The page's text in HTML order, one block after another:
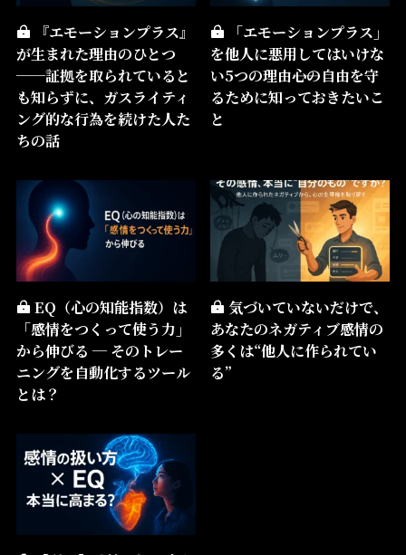
『エモーションプラス』
が生まれた理由のひとつ
──証拠を取られていると
も知らずに、ガスライティ
ング的な行為を続けた人た
ちの話
「エモーションプラス」
を他人に悪用してはいけな
い5つの理由――心の自由を守
るために知っておきたいこ
と
EQ（心の知能指数）は
「感情をつくって使う力」
から伸びる ─ そのトレー
ニングを自動化するツール
とは？
気づいていないだけで、
あなたのネガティブ感情の
多くは“他人に作られてい
る”